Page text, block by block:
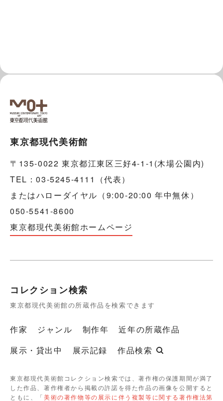
東京都現代美術館
〒135-0022 東京都江東区三好4-1-1(木場公園内)
TEL：03-5245-4111（代表）
またはハローダイヤル（9:00-20:00 年中無休）
050-5541-8600
東京都現代美術館ホームページ
コレクション検索
東京都現代美術館の所蔵作品を検索できます
作家 ジャンル 制作年
近年の所蔵作品
展示・貸出中
展示記録 作品検索
東京都現代美術館コレクション検索では、著作権の保護期間が満了
した作品、著作権者から掲載の許諾を得た作品の画像を公開すると
ともに、「美術の著作物等の展示に伴う複製等に関する著作権法第